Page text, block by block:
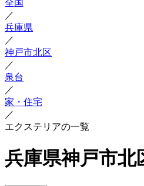
全国
／
兵庫県
／
神戸市北区
／
泉台
／
家・住宅
／
エクステリアの一覧
兵庫県神戸市